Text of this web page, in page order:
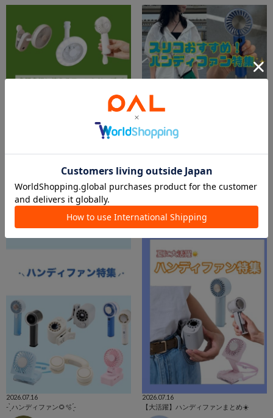
イオンモール佐野新都市店
3COINS+plus 佐野新都市店
3COINS
2026.07.26
天満橋京阪シティモール店
3COINS
2026.07.16
- ̗̀ ハンディファン🌻🫧 ̖́-
2026.07.16
【大活躍】ハンディファンまとめ☀️